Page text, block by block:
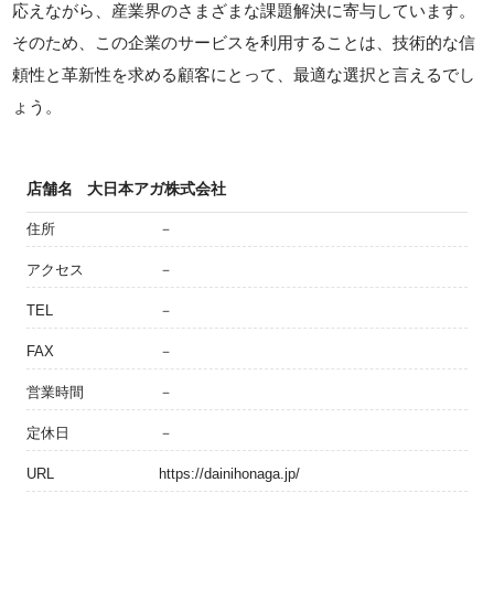
応えながら、産業界のさまざまな課題解決に寄与しています。
そのため、この企業のサービスを利用することは、技術的な信
頼性と革新性を求める顧客にとって、最適な選択と言えるでし
ょう。
店舗名 大日本アガ株式会社
住所 －
アクセス －
TEL －
FAX －
営業時間 －
定休日 －
URL https://dainihonaga.jp/